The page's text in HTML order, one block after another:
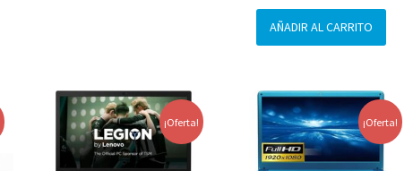
AÑADIR AL CARRITO
¡Oferta! ¡Oferta!